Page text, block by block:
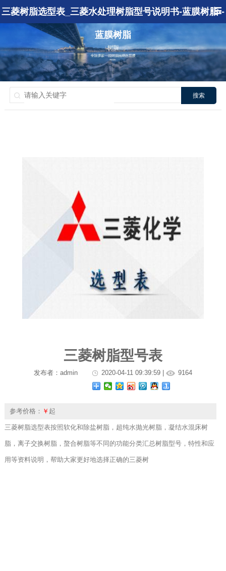
三菱树脂选型表_三菱水处理树脂型号说明书-蓝膜树脂--
蓝膜树脂
搜索
三菱树脂型号表
发布者：admin 2020-04-11 09:39:59 | 9164
参考价格： ￥ 起
三菱树脂选型表按照软化和除盐树脂，超纯水抛光树脂，凝结水混床树
脂，离子交换树脂，螯合树脂等不同的功能分类汇总树脂型号，特性和应
用等资料说明，帮助大家更好地选择正确的三菱树